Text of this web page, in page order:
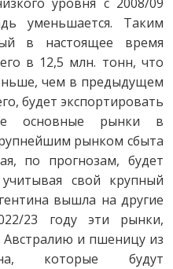
уменьшается. Таким
в настоящее время
в 12,5 млн. тонн, что
чем в предыдущем
будет экспортировать
основные рынки в
рынком сбыта
по прогнозам, будет
свой крупный
вышла на другие
23 году эти рынки,
Австралию и пшеницу из
которые будут